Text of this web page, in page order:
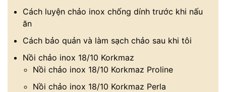
Cách luyện chảo inox chống dính trước khi nấu
ăn
Cách bảo quản và làm sạch chảo sau khi tôi
Nồi chảo inox 18/10 Korkmaz
Nồi chảo inox 18/10 Korkmaz Proline
Nồi chảo inox 18/10 Korkmaz Perla